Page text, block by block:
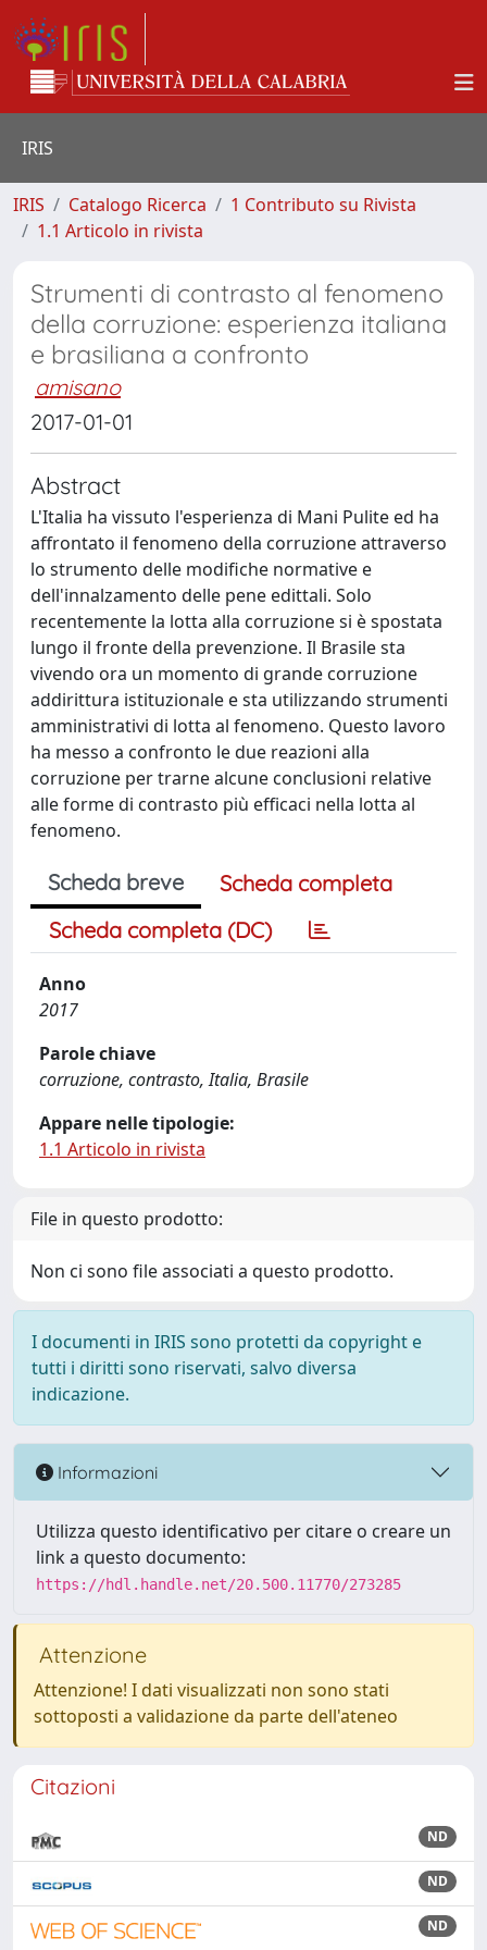
IRIS
IRIS Catalogo Ricerca
1 Contributo su Rivista
1.1 Articolo in rivista
Strumenti di contrasto al fenomeno
della corruzione: esperienza italiana
e brasiliana a confronto
amisano
2017-01-01
Abstract
L'Italia ha vissuto l'esperienza di Mani Pulite ed ha
affrontato il fenomeno della corruzione attraverso
lo strumento delle modifiche normative e
dell'innalzamento delle pene edittali. Solo
recentemente la lotta alla corruzione si è spostata
lungo il fronte della prevenzione. Il Brasile sta
vivendo ora un momento di grande corruzione
addirittura istituzionale e sta utilizzando strumenti
amministrativi di lotta al fenomeno. Questo lavoro
ha messo a confronto le due reazioni alla
corruzione per trarne alcune conclusioni relative
alle forme di contrasto più efficaci nella lotta al
fenomeno.
Scheda breve
Scheda completa
Scheda completa (DC)
Anno
2017
Parole chiave
corruzione, contrasto, Italia, Brasile
Appare nelle tipologie:
1.1 Articolo in rivista
File in questo prodotto:
Non ci sono file associati a questo prodotto.
I documenti in IRIS sono protetti da copyright e
tutti i diritti sono riservati, salvo diversa
indicazione.
Informazioni
Utilizza questo identificativo per citare o creare un
link a questo documento:
https://hdl.handle.net/20.500.11770/273285
Attenzione
Attenzione! I dati visualizzati non sono stati
sottoposti a validazione da parte dell'ateneo
Citazioni
ND
ND
ND